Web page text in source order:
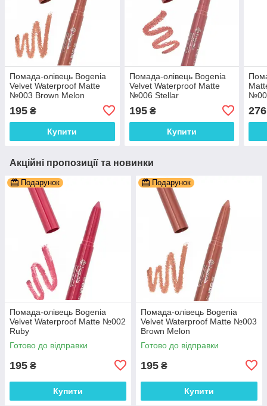
Помада-олівець Bogenia
Velvet Waterproof Matte
№003 Brown Melon
195 ₴
Купити
Помада-олівець Bogenia
Velvet Waterproof Matte
№006 Stellar
195₴
Купити
276
Акційні пропозиції та новинки
Подарунок
Помада-олівець Bogenia
Velvet Waterproof Matte №002
Ruby
Готово до відправки
195 ₴
Купити
Подарунок
Помада-олівець Bogenia
Velvet Waterproof Matte №003
Brown Melon
Готово до відправки
195 ₴
Купити